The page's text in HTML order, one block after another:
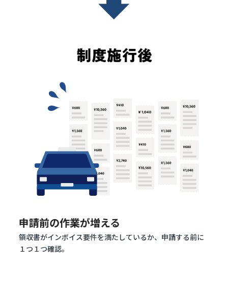
申請前の作業が増える
領収書がインボイス要件を満たしているか、申請する前に
１つ１つ確認。